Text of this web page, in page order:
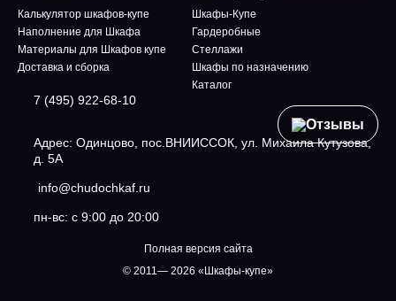
Калькулятор шкафов-купе
Наполнение для Шкафа
Материалы для Шкафов купе
Доставка и сборка
Отзывы
Шкафы-Купе
Гардеробные
Стеллажи
Шкафы по назначению
Каталог
7 (495) 922-68-10
Адрес: Одинцово, пос.ВНИИССОК, ул. Михаила Кутузова,
д. 5А
info@chudochkaf.ru
пн-вс: с 9:00 до 20:00
Полная версия сайта
© 2011— 2026 «Шкафы-купе»